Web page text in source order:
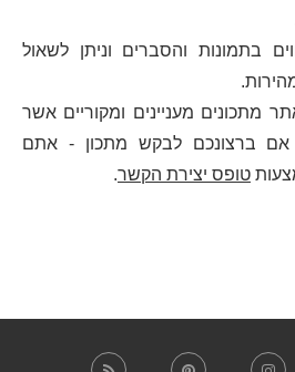
בתמונות והסברים וניתן לשאול
מתכונים מעניינים ומקוריים אשר
אם ברצונכם לבקש מתכון - אתם
טופס יצירת הקשר.